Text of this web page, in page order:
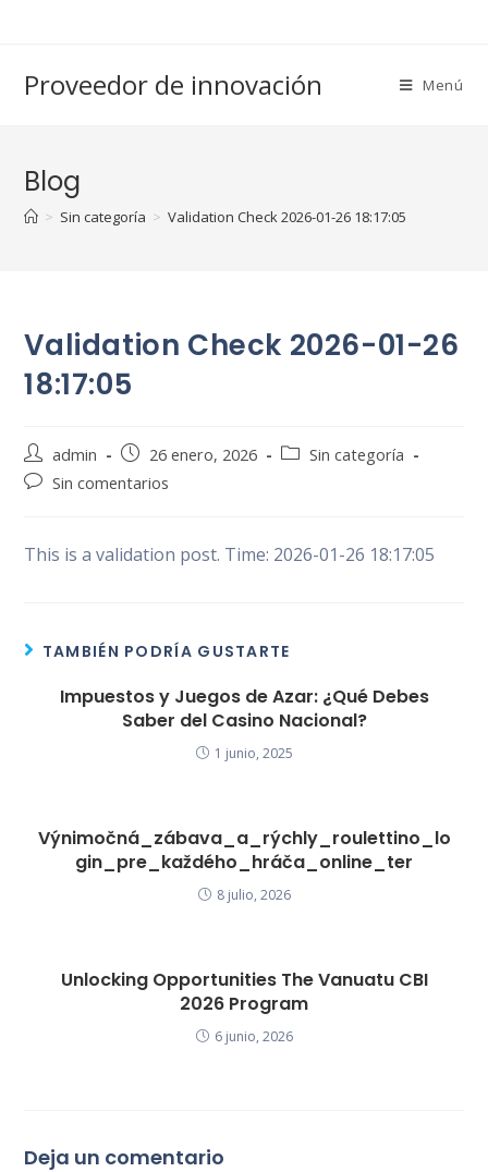
Proveedor de innovación Menú
Blog
> Sin categoría > Validation Check 2026-01-26 18:17:05
Validation Check 2026-01-26
18:17:05
Autor
de
admin
Publicación
de
26 enero, 2026
Categoría
Sin categoría
Comentarios
entrada:
Sin comentarios
This is a validation post. Time: 2026-01-26 18:17:05
TAMBIÉN PODRÍA GUSTARTE
Impuestos y Juegos de Azar: ¿Qué Debes
Saber del Casino Nacional?
1 junio, 2025
Výnimočná_zábava_a_rýchly_roulettino_lo
gin_pre_každého_hráča_online_ter
8 julio, 2026
Unlocking Opportunities The Vanuatu CBI
2026 Program
6 junio, 2026
Deja un comentario